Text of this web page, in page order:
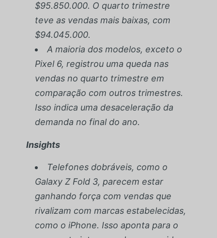
$95.850.000. O quarto trimestre
teve as vendas mais baixas, com
$94.045.000.
A maioria dos modelos, exceto o
Pixel 6, registrou uma queda nas
vendas no quarto trimestre em
comparação com outros trimestres.
Isso indica uma desaceleração da
demanda no final do ano.
Insights
Telefones dobráveis, como o
Galaxy Z Fold 3, parecem estar
ganhando força com vendas que
rivalizam com marcas estabelecidas,
como o iPhone. Isso aponta para o